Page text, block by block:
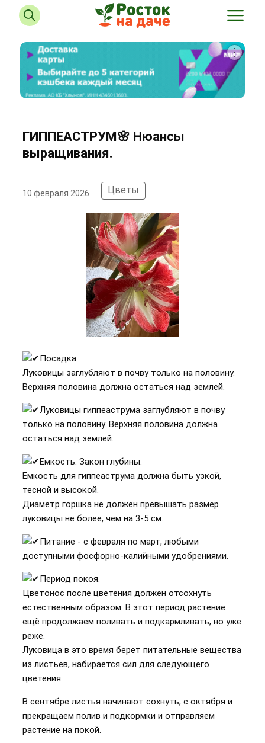
ГИППЕАСТРУМ🌸 Нюансы
выращивания.
10 февраля 2026 Цветы
Посадка.
Луковицы заглубляют в почву только на половину.
Верхняя половина должна остаться над землей.
Луковицы гиппеаструма заглубляют в почву
только на половину. Верхняя половина должна
остаться над землей.
Ёмкость. Закон глубины.
Емкость для гиппеаструма должна быть узкой,
тесной и высокой.
Диаметр горшка не должен превышать размер
луковицы не более, чем на 3-5 см.
Питание - с февраля по март, любыми
доступными фосфорно-калийными удобрениями.
Период покоя.
Цветонос после цветения должен отсохнуть
естественным образом. В этот период растение
ещё продолжаем поливать и подкармливать, но уже
реже.
Луковица в это время берет питательные вещества
из листьев, набирается сил для следующего
цветения.
В сентябре листья начинают сохнуть, с октября и
прекращаем полив и подкормки и отправляем
растение на покой.